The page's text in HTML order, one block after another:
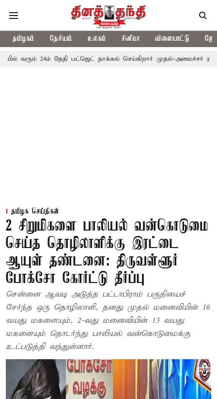
தமிழகம் தேசியம் உலகம் சினிமா விளையாட்டு
24ம் தேதி பட்ஜெட் தாக்கல் செய்கிறார் முதல்-அமைச்சர் ரங்கசாமி
தமிழக செய்திகள்
2 சிறுமிகளை பாலியல் வன்கொடுமை
செய்த தொழிலாளிக்கு இரட்டை
ஆயுள் தண்டனை: திருவள்ளூர்
போக்சோ கோர்ட்டு தீர்ப்பு
சென்னை ஆவடி அடுத்த பட்டாபிராம் பகுதியைச்
சேர்ந்த ஒரு தொழிலாளி, தனது முதல் மனைவியின் 16
வயது மகளையும், 2-வது மனைவியின் 13 வயது
மகளையும் தொடர்ந்து பாலியல் வன்கொடுமைக்கு
உட்படுத்தி வந்துள்ளார்.